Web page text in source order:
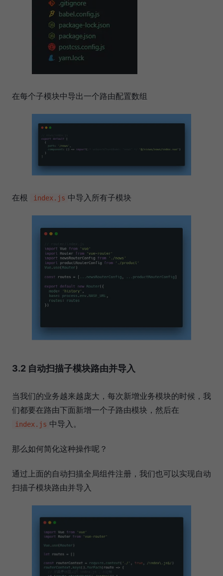
在每个子模块中导出一个路由配置数组
在根 index.js 中导入所有子模块
3.2 自动扫描子模块路由并导入
当我们的业务越来越庞大，每次新增业务模块的时候，我
们都要在路由下面新增一个子路由模块，然后在
index.js 中导入。
那么如何简化这种操作呢？
通过上面的自动扫描全局组件注册，我们也可以实现自动
扫描子模块路由并导入